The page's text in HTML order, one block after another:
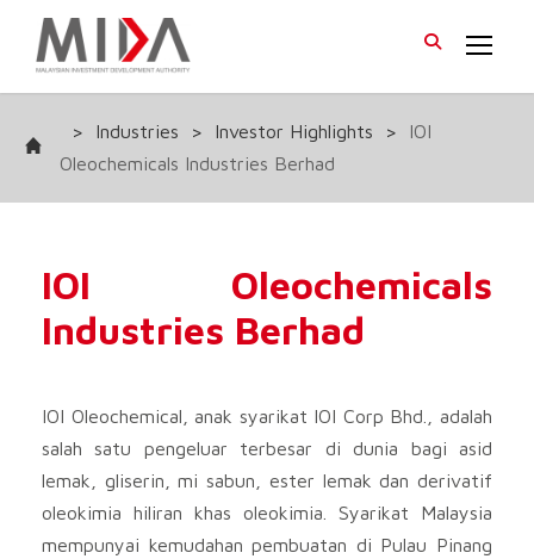
> Industries > Investor Highlights >
IOI
Oleochemicals Industries Berhad
IOI Oleochemicals
Industries Berhad
IOI Oleochemical, anak syarikat IOI Corp Bhd., adalah
salah satu pengeluar terbesar di dunia bagi asid
lemak, gliserin, mi sabun, ester lemak dan derivatif
oleokimia hiliran khas oleokimia. Syarikat Malaysia
mempunyai kemudahan pembuatan di Pulau Pinang